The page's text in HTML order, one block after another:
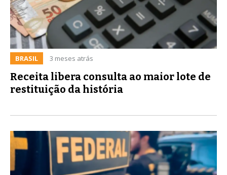
BRASIL 3 meses atrás
Receita libera consulta ao maior lote de
restituição da história